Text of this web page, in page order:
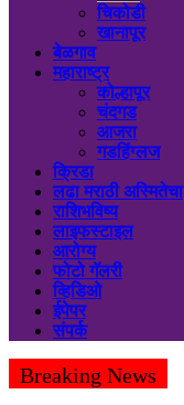
चिकोडी
खानापूर
बेळगाव
महाराष्ट्र
कोल्हापूर
चंदगड
आजरा
गडहिंग्लज
क्रिडा
लढा मराठी अस्मितेचा
राशिभविष्य
लाइफस्टाइल
आरोग्य
फोटो गॅलरी
व्हिडिओ
ईपेपर
संपर्क
Breaking News